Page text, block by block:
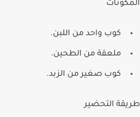
كوب واحد من اللبن.
ملعقة من الطحين.
كوب صغير من الزبد.
التحضير